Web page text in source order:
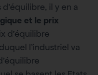
il y en a
et le prix
d’équilibre
l’industriel va